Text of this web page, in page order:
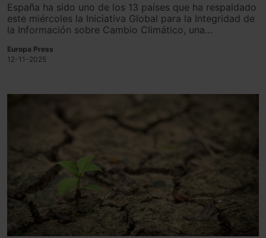
España ha sido uno de los 13 países que ha respaldado
este miércoles la Iniciativa Global para la Integridad de
la Información sobre Cambio Climático, una
que busca promover información precisa y basada en
pruebas sobre cuestiones climáticas.
Europa Press
12-11-2025